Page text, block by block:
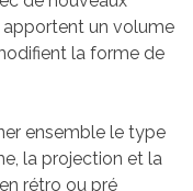
un volume
la forme de
ensemble le type
la projection et la
rétro ou pré